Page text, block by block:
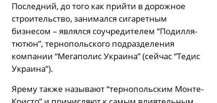
Последний, до того как прийти в дорожное
строительство, занимался сигаретным
бизнесом – являлся соучредителем “Подилля-
тютюн”, тернопольского подразделения
компании “Мегаполис Украина” (сейчас “Тедис
Украина”).
Ярему также называют “тернопольским Монте-